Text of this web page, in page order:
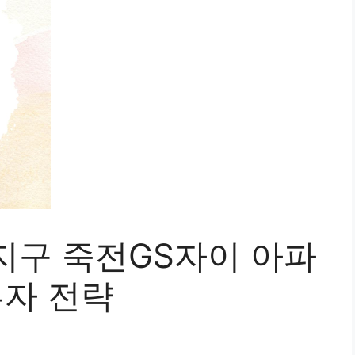
구 죽전GS자이 아파
전략